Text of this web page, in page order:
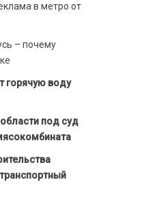
в метро от
– почему
горячую воду
под суд